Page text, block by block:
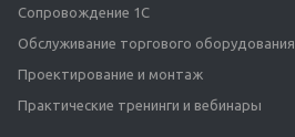
Сопровождение 1С
Обслуживание торгового оборудования
Проектирование и монтаж
Практические тренинги и вебинары